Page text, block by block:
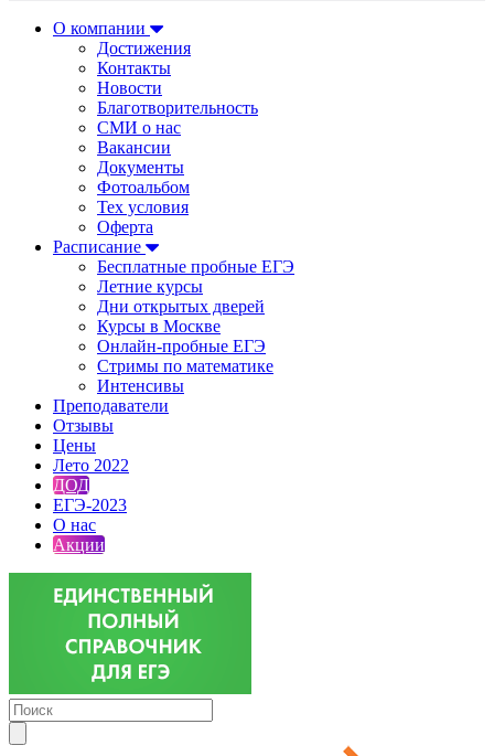
О компании
Достижения
Контакты
Новости
Благотворительность
СМИ о нас
Вакансии
Документы
Фотоальбом
Тех условия
Оферта
Расписание
Бесплатные пробные ЕГЭ
Летние курсы
Дни открытых дверей
Курсы в Москве
Онлайн-пробные ЕГЭ
Стримы по математике
Интенсивы
Преподаватели
Отзывы
Цены
Лето 2022
ДОД
ЕГЭ-2023
О нас
Акции